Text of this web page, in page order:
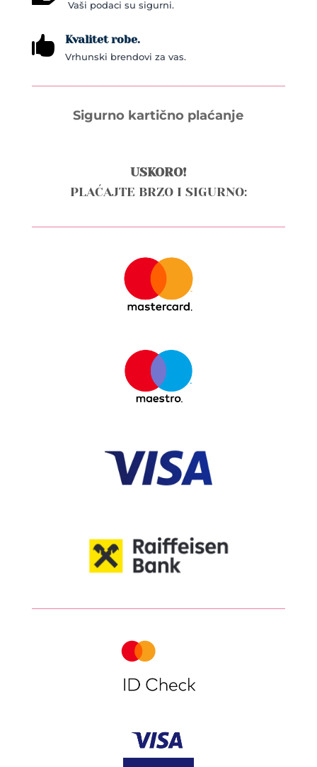
Vaši podaci su sigurni.
 Kvalitet robe.
Vrhunski brendovi za vas.
Sigurno kartično plaćanje
USKORO!
PLAĆAJTE BRZO I SIGURNO: